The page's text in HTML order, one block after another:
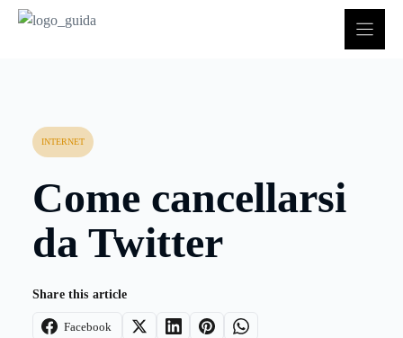
INTERNET
Come cancellarsi
da Twitter
Share this article
Facebook